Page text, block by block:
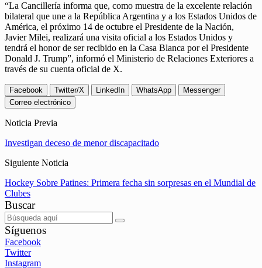
“La Cancillería informa que, como muestra de la excelente relación
bilateral que une a la República Argentina y a los Estados Unidos de
América, el próximo 14 de octubre el Presidente de la Nación,
Javier Milei, realizará una visita oficial a los Estados Unidos y
tendrá el honor de ser recibido en la Casa Blanca por el Presidente
Donald J. Trump”, informó el Ministerio de Relaciones Exteriores a
través de su cuenta oficial de X.
Facebook Twitter/X LinkedIn WhatsApp
Messenger
Correo electrónico
Noticia Previa
Investigan deceso de menor discapacitado
Siguiente Noticia
Hockey Sobre Patines: Primera fecha sin sorpresas en el Mundial de
Clubes
Buscar
Síguenos
Facebook
Twitter
Instagram